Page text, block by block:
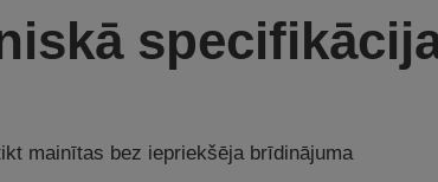
mainītas bez iepriekšēja brīdinājuma